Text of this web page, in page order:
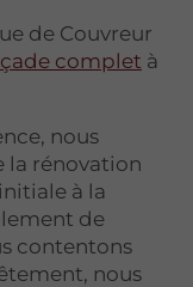
de Couvreur
complet à
nous
la rénovation
à la
de
contentons
nous